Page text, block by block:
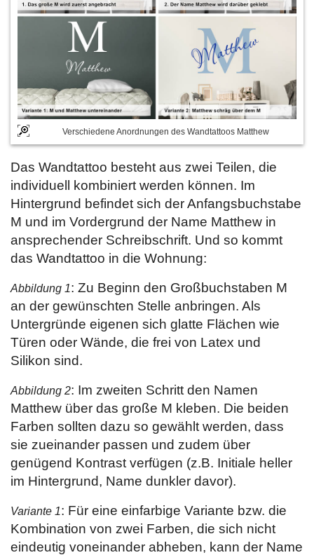
Verschiedene Anordnungen des Wandtattoos Matthew
Das Wandtattoo besteht aus zwei Teilen, die
individuell kombiniert werden können. Im
Hintergrund befindet sich der Anfangsbuchstabe
M und im Vordergrund der Name Matthew in
ansprechender Schreibschrift. Und so kommt
das Wandtattoo in die Wohnung:
Abbildung 1: Zu Beginn den Großbuchstaben M
an der gewünschten Stelle anbringen. Als
Untergründe eigenen sich glatte Flächen wie
Türen oder Wände, die frei von Latex und
Silikon sind.
Abbildung 2: Im zweiten Schritt den Namen
Matthew über das große M kleben. Die beiden
Farben sollten dazu so gewählt werden, dass
sie zueinander passen und zudem über
genügend Kontrast verfügen (z.B. Initiale heller
im Hintergrund, Name dunkler davor).
Variante 1: Für eine einfarbige Variante bzw. die
Kombination von zwei Farben, die sich nicht
eindeutig voneinander abheben, kann der Name